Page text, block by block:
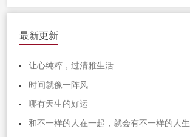
最新更新
让心纯粹，过清雅生活
时间就像一阵风
哪有天生的好运
和不一样的人在一起，就会有不一样的人生